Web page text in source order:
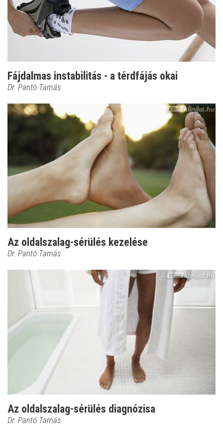
Fájdalmas instabilitás - a térdfájás okai
Dr. Pantó Tamás
Az oldalszalag-sérülés kezelése
Dr. Pantó Tamás
Az oldalszalag-sérülés diagnózisa
Dr. Pantó Tamás